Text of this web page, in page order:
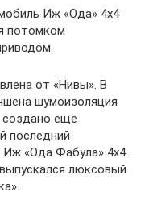
Иж «Ода» 4х4
потомком
от «Нивы». В
шумоизоляция
создано еще
последний
Иж «Ода Фабула» 4х4
люксовый